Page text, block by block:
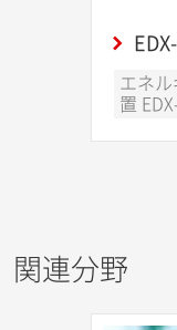
エネ
置
関連分野